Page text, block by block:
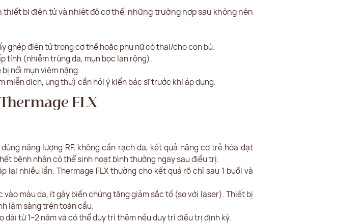
bị điện tử và nhiệt độ cơ thể, những trường hợp sau không nên
ghép điện tử trong cơ thể hoặc phụ nữ có thai/cho con bú.
tính (nhiễm trùng da, mụn bọc lan rộng).
nổi mụn viêm nặng.
miễn dịch, ung thư) cần hỏi ý kiến bác sĩ trước khi áp dụng.
FLX
năng lượng RF, không cần rạch da, kết quả nâng cơ trẻ hóa đạt
bệnh nhân có thể sinh hoạt bình thường ngay sau điều trị.
nhiều lần, Thermage FLX thường cho kết quả rõ chỉ sau 1 buổi và
vào màu da, ít gây biến chứng tăng giảm sắc tố (so với laser). Thiết bị
lâm sàng trên toàn cầu.
từ 1–2 năm và có thể duy trì thêm nếu duy trì điều trị định kỳ.